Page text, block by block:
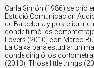
Carla Simón (1986) se crió
Estudió Comunicación
de Barcelona y
donde filmó los
Lovers (2010) con Marco
La Caixa para estudiar un
donde dirigió los
(2013), Those little things